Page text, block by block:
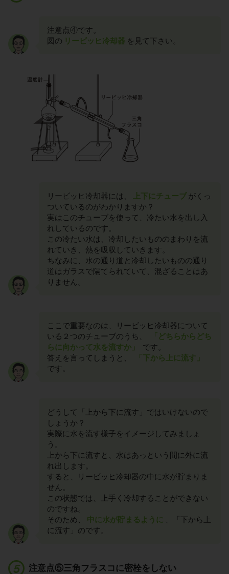
注意点④です。
図の リービッヒ冷却器 を見て下さい。
リービッヒ冷却器には、 上下にチューブ がくっ
ついているのがわかりますか？
実はこのチューブを使って、冷たい水を出し入
れしているのです。
この冷たい水は、冷却したいもののまわりを流
れていき、熱を吸収していきます。
ちなみに、水の通り道と冷却したいものの通り
道はガラスで隔てられていて、混ざることはあ
りません。
ここで重要なのは、リービッヒ冷却器について
いる２つのチューブのうち、
「どちらからどち
らに向かって水を流すか」
です。
答えを言ってしまうと、
「下から上に流す」
です。
どうして「上から下に流す」ではいけないので
しょうか？
実際に水を流す様子をイメージしてみましょ
う。
上から下に流すと、水はあっという間に外に流
れ出します。
すると、リービッヒ冷却器の中に水が貯まりま
せん。
この状態では、上手く冷却することができない
のですね。
そのため、
中に水が貯まるように
、「下から上
に流す」のです。
注意点⑤三角フラスコに密栓をしない